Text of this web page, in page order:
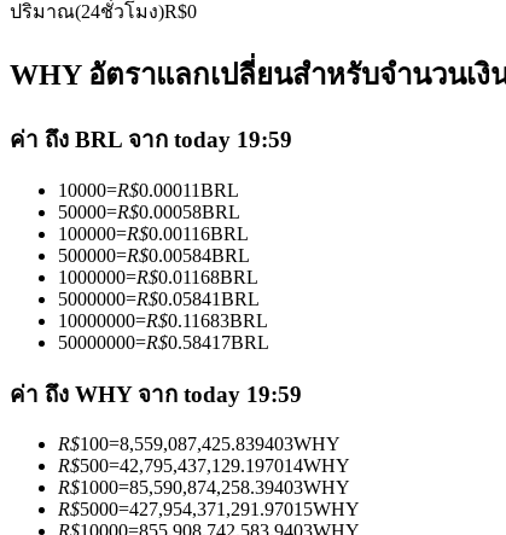
คัดลอกการซื้อขาย
เข้าร่วมกับเทรดเดอร์ชั้นนำ
ปริมาณ(24ชั่วโมง)R$0
WHY อัตราแลกเปลี่ยนสำหรับจำนวนเ
ค่า ถึง BRL จาก today 19:59
10000=R$0.00011BRL
50000=R$0.00058BRL
100000=R$0.00116BRL
500000=R$0.00584BRL
1000000=R$0.01168BRL
5000000=R$0.05841BRL
10000000=R$0.11683BRL
50000000=R$0.58417BRL
ค่า ถึง WHY จาก today 19:59
R$100=8,559,087,425.839403WHY
R$500=42,795,437,129.197014WHY
R$1000=85,590,874,258.39403WHY
R$5000=427,954,371,291.97015WHY